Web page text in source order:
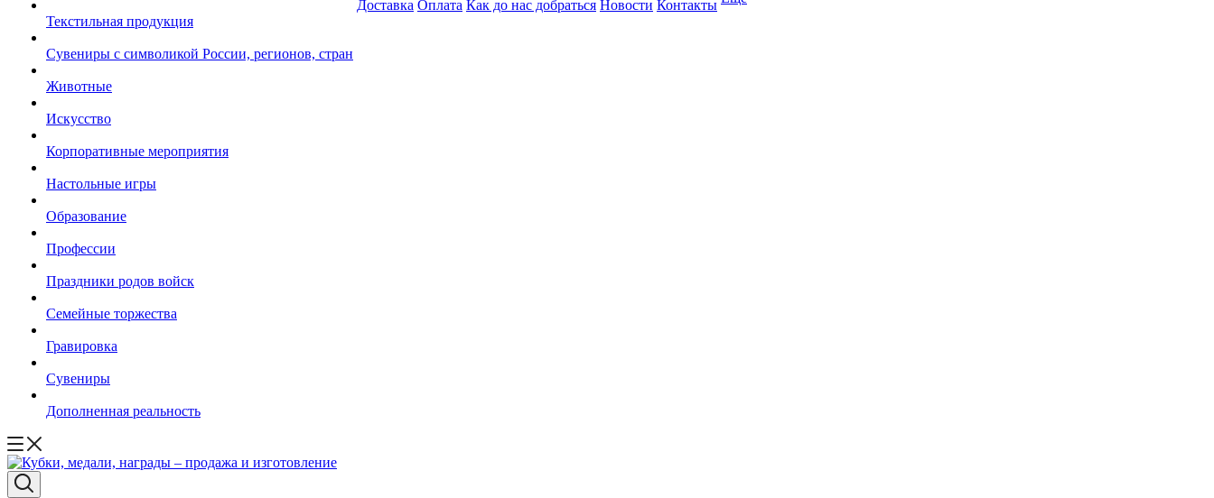
Текстильная продукция
Сувениры с символикой России, регионов, стран
Животные
Искусство
Корпоративные мероприятия
Настольные игры
Образование
Профессии
Праздники родов войск
Семейные торжества
Гравировка
Сувениры
Дополненная реальность
Доставка Оплата Как до нас добраться Новости Контакты